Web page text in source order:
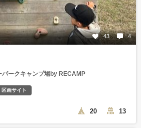
43 4
パークキャンプ場by RECAMP
区画サイト
20 13